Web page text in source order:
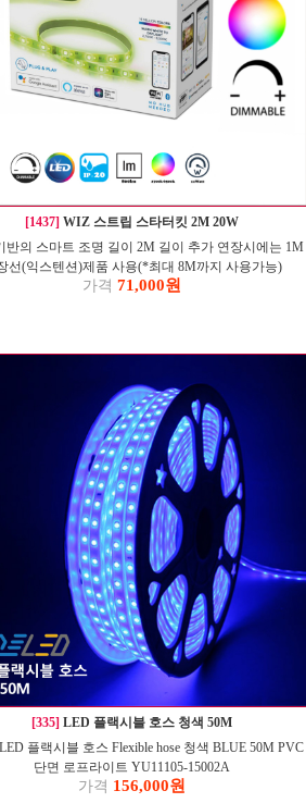
[1437] WIZ 스트립 스타터킷 2M 20W
반의 스마트 조명 길이 2M 길이 추가 연장시에는 1M
선(익스텐션)제품 사용(*최대 8M까지 사용가능)
2200K~6500K / RGB색상으로 다양한 연출 가능
가격 71,000원
[335] LED 플랙시블 호스 청색 50M
플랙시블 호스 Flexible hose 청색 BLUE 50M PVC
단면 로프라이트 YU11105-15002A
가격 156,000원